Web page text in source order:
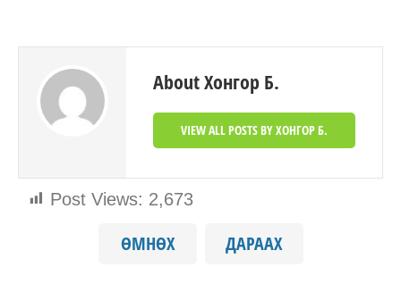
Post Views: 2,673
About Хонгор Б.
VIEW ALL POSTS BY ХОНГОР Б.
ӨМНӨХ ДАРААХ